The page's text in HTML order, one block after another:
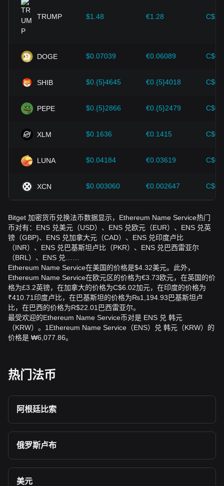
TRUMP $1.48 €1.28
DOGE $0.07039 €0.06089
SHIB $0.{5}4645 €0.{5}4018
PEPE $0.{5}2866 €0.{5}2479
XLM $0.1636 €0.1415
LUNA $0.04184 €0.03619
XCN $0.003060 €0.002647
Bitget 加密货币兑换法币数据显示，Ethereum Name Service热门
币对有：ENS 兑美元（USD）、ENS 兑欧元（EUR）、ENS 兑英
镑（GBP)、ENS 兑加拿大元（CAD）、ENS 兑印度卢比
（INR）、ENS 兑巴基斯坦卢比（PKR）、ENS 兑巴西雷亚尔
（BRL）、ENS 兑……
Ethereum Name Service在美国的价格是$4.32美元。此外，
Ethereum Name Service在欧元区的价格为€3.73欧元，在英国的价
格为£3.2英镑，在加拿大的价格为C$6.02加元，在印度的价格为
₹410.71印度卢比，在巴基斯坦的价格为₨1,194.93巴基斯坦卢
比，在巴西的价格为R$22.01巴西雷亚尔。
最受欢迎的Ethereum Name Service币对是 ENS 兑 韩元
（KRW）。1Ethereum Name Service（ENS）兑 韩元（KRW）的
价格是 ₩6,077.86。
热门法币
阿根廷比索
俄罗斯卢布
美元